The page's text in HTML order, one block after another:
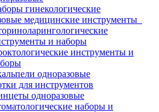
гинекологические
медицинские инструменты
и наборы
инструменты и
одноразовые
для инструментов
одноразовые
наборы и